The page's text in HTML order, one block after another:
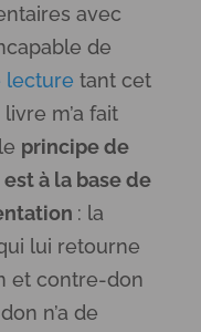
avec
de
lecture tant cet
m’a fait
principe de
à la base de
: la
lui retourne
et contre-don
n’a de